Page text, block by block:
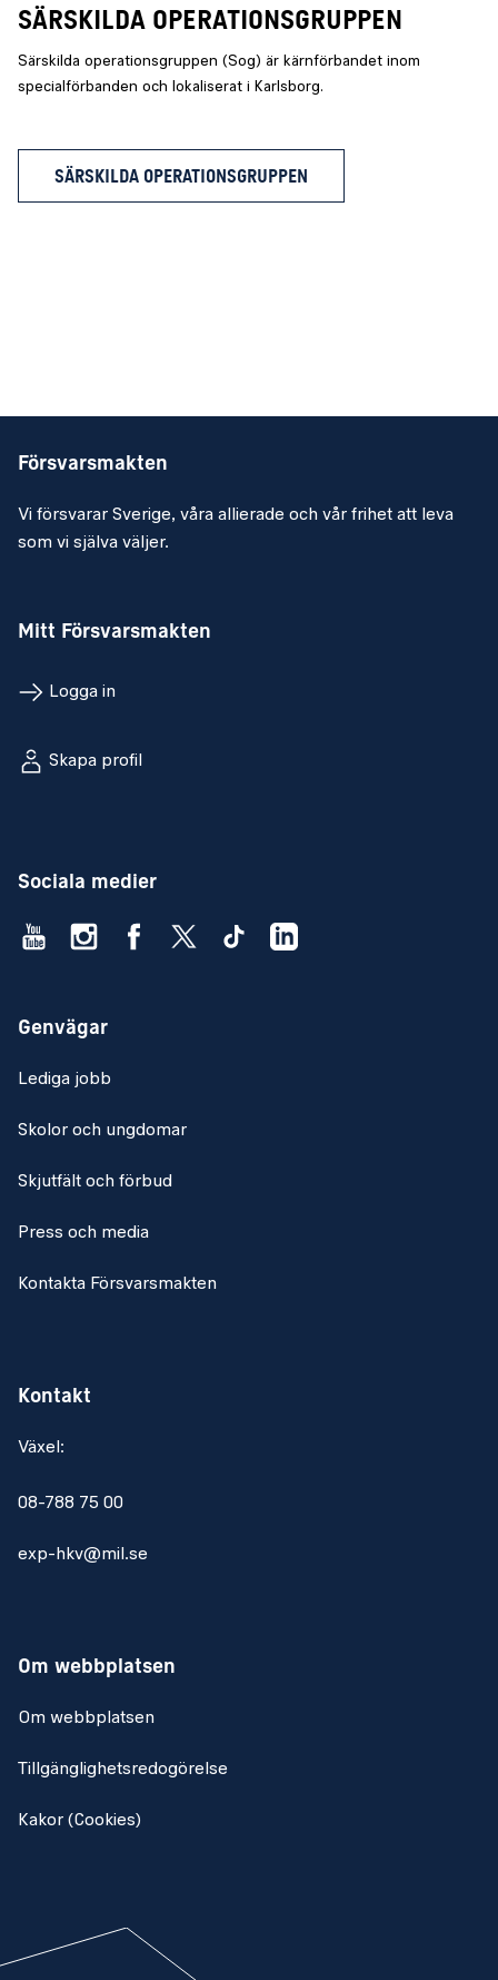
SÄRSKILDA OPERATIONSGRUPPEN
Särskilda operationsgruppen (Sog) är kärnförbandet inom
specialförbanden och lokaliserat i Karlsborg.
SÄRSKILDA OPERATIONSGRUPPEN
Försvarsmakten
Vi försvarar Sverige, våra allierade och vår frihet att leva
som vi själva väljer.
Mitt Försvarsmakten
Logga in
Skapa profil
Sociala medier
Genvägar
Lediga jobb
Skolor och ungdomar
Skjutfält och förbud
Press och media
Kontakta Försvarsmakten
Kontakt
Växel:
08-788 75 00
exp-hkv@mil.se
Om webbplatsen
Om webbplatsen
Tillgänglighetsredogörelse
Kakor (Cookies)